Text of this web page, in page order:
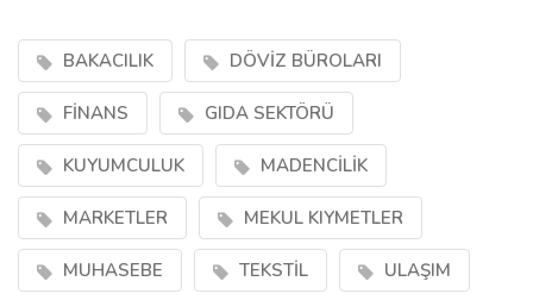
BAKACILIK DÖVİZ BÜROLARI
FİNANS GIDA SEKTÖRÜ
KUYUMCULUK MADENCİLİK
MARKETLER MEKUL KIYMETLER
MUHASEBE TEKSTİL ULAŞIM